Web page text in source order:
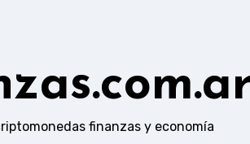
finanzas y economía